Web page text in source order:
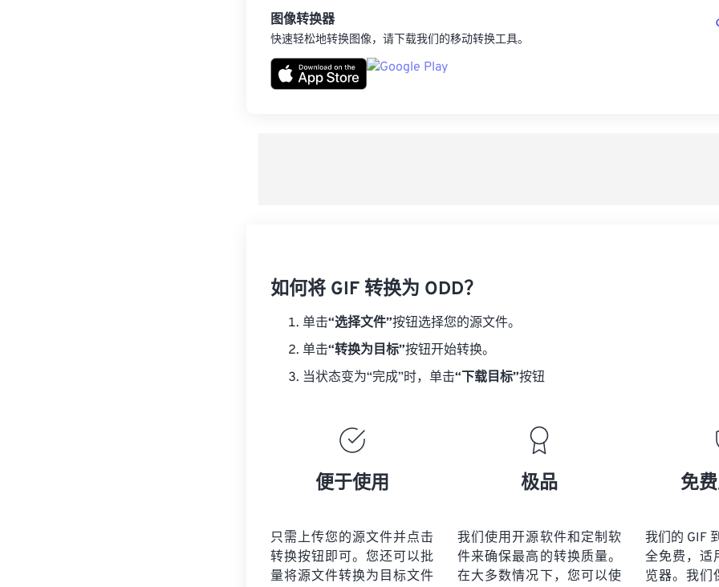
图像转换器
快速轻松地转换图像，请下载我们的移动转换工具。
如何将 GIF 转换为 ODD？
单击“选择文件”按钮选择您的源文件。
单击“转换为目标”按钮开始转换。
当状态变为“完成”时，单击“下载目标”按钮
便于使用
只需上传您的源文件并点击
转换按钮即可。您还可以批
量将源文件转换为目标文件
极品
我们使用开源软件和定制软
件来确保最高的转换质量。
在大多数情况下，您可以使
免
我们的 GIF
全免费，适
览器。我们